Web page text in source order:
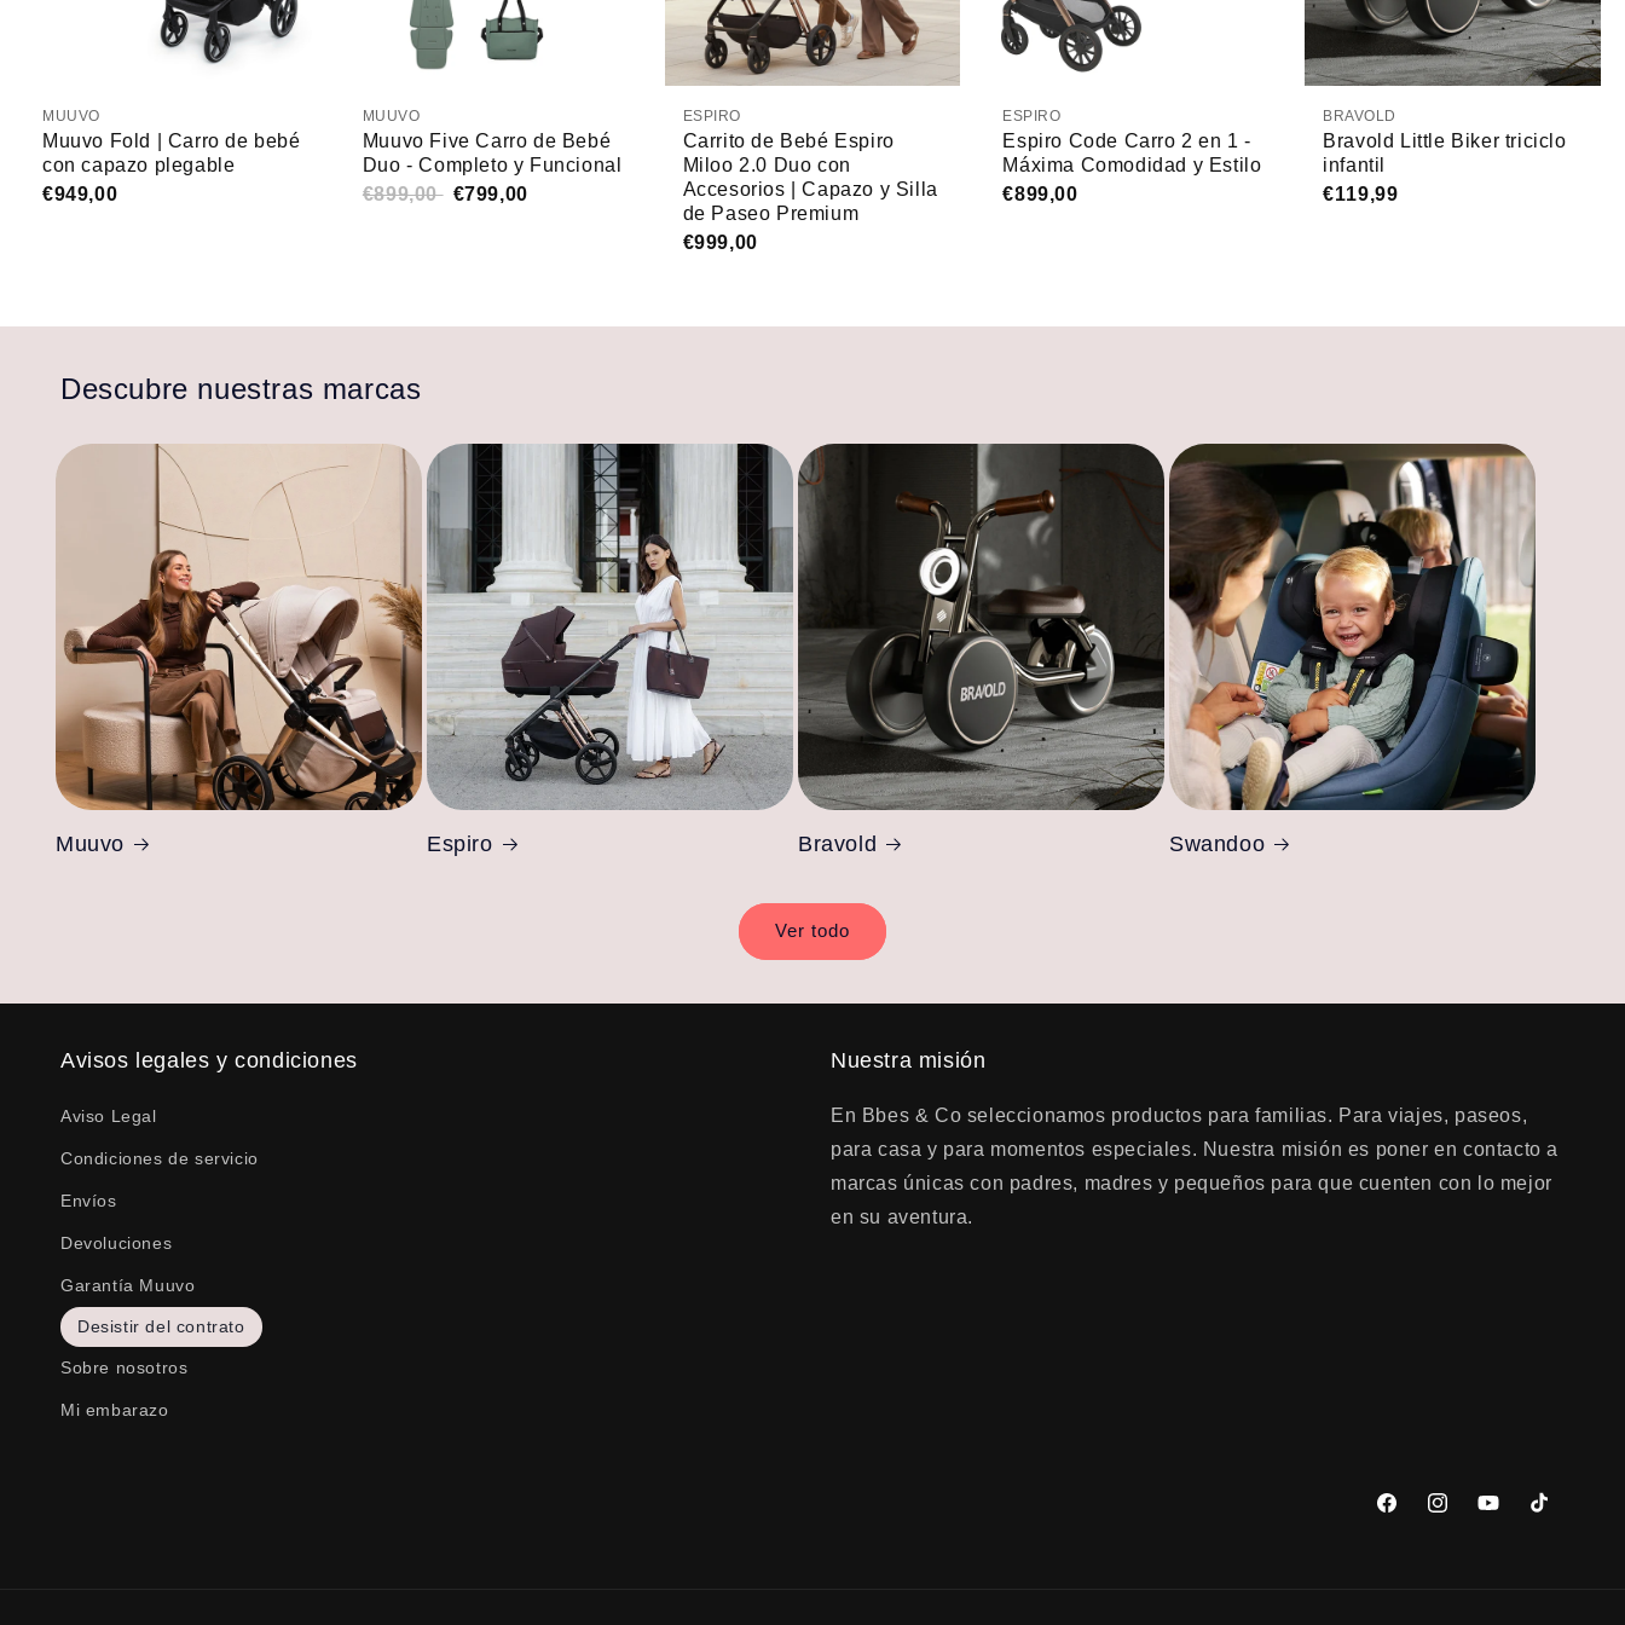
MUUVO
Muuvo Fold | Carro de bebé
con capazo plegable
€949,00
MUUVO
Muuvo Five Carro de Bebé
Duo - Completo y Funcional
€899,00 €799,00
ESPIRO
Carrito de Bebé Espiro
Miloo 2.0 Duo con
Accesorios | Capazo y Silla
de Paseo Premium
€999,00
ESPIRO
Espiro Code Carro 2 en 1 -
Máxima Comodidad y Estilo
€899,00
BRAVOLD
Bravold Little Biker triciclo
infantil
€119,99
Descubre nuestras marcas
Muuvo Espiro Bravold Swandoo
Ver todo
Avisos legales y condiciones
Aviso Legal
Condiciones de servicio
Envíos
Devoluciones
Garantía Muuvo
Desistir del contrato
Sobre nosotros
Mi embarazo
Nuestra misión
En Bbes & Co seleccionamos productos para familias. Para viajes, paseos,
para casa y para momentos especiales. Nuestra misión es poner en contacto a
marcas únicas con padres, madres y pequeños para que cuenten con lo mejor
en su aventura.
FacebookInstagramYouTubeTikTok